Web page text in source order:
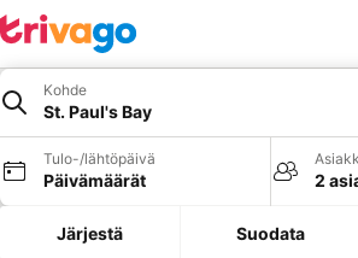
Kohde
St. Paul's Bay
Tulo-/lähtöpäivä
Päivämäärät 2
Järjestä Suodata